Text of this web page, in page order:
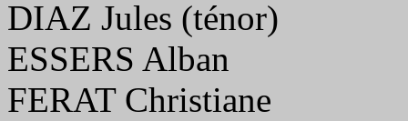
DIAZ Jules (ténor)
ESSERS Alban
FERAT Christiane